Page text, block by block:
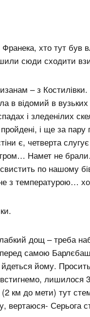
хто тут був
сюди сходити
– з
в відомий в
і зледенілих
і ще за
є, четверта
Намет не
по нашому
з температурою…
дощ – треба
самою
йому.
км до мети) тут
вертаюся- Серьога